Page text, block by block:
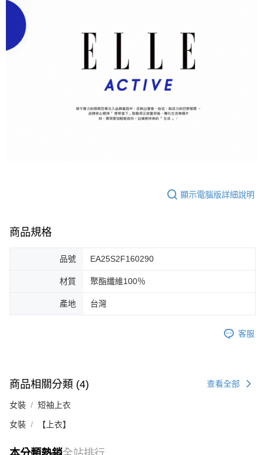
顯示電腦版詳細說明
商品規格
品號 EA25S2F160290
材質 聚酯纖維100％
產地 台灣
客服
商品相關分類 (4) 查看全部
女裝 短袖上衣
女裝 【上衣】